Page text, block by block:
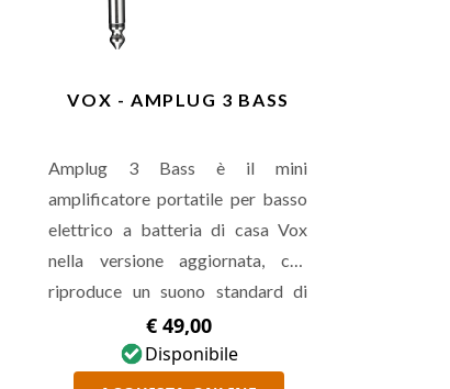
VOX - AMPLUG 3 BASS
Amplug 3 Bass è il mini
amplificatore portatile per basso
elettrico a batteria di casa Vox
nella versione aggiornata, che
riproduce un suono standard di
basso ispirato all'Ampeg. Presenta
effetti stereo come Compressor,
€ 49,00
Disponibile